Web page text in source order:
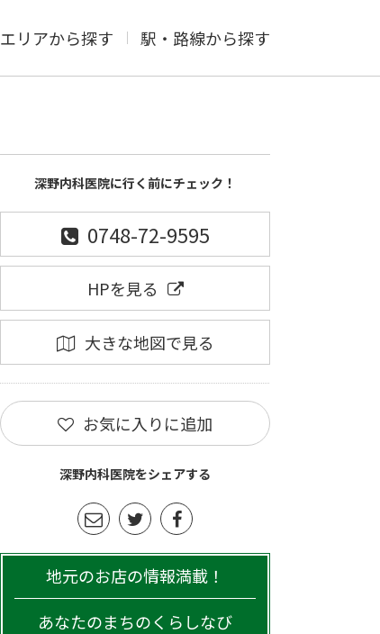
エリアから探す 駅・路線から探す
深野内科医院に行く前にチェック！
0748-72-9595
HPを見る
大きな地図で見る
お気に入りに追加
深野内科医院をシェアする
地元のお店の情報満載！
あなたのまちのくらしなび